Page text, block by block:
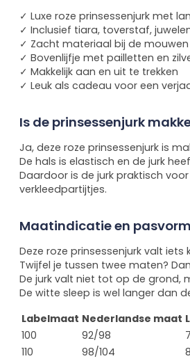
✓ Luxe roze prinsessenjurk met
✓ Inclusief tiara, toverstaf,
✓ Zacht materiaal bij de
✓ Bovenlijfje met pailletten en
✓ Makkelijk aan en uit te trekken
✓ Leuk als cadeau voor een
Is de prinsessenjurk
Ja, deze roze prinsessenjurk is
De hals is elastisch en de jurk
Daardoor is de jurk praktisch
verkleedpartijtjes.
Maatindicatie en pasvorm
Deze roze prinsessenjurk valt iets
Twijfel je tussen twee maten?
De jurk valt niet tot op de grond,
De witte sleep is wel langer dan
Labelmaat Nederlandse maat
100
92/98
110
98/104